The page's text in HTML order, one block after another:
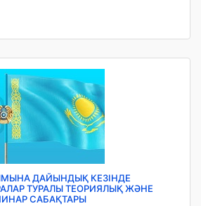
ДАЙЫНДЫҚ КЕЗІНДЕ
ТУРАЛЫ ТЕОРИЯЛЫҚ ЖӘНЕ
САБАҚТАРЫ